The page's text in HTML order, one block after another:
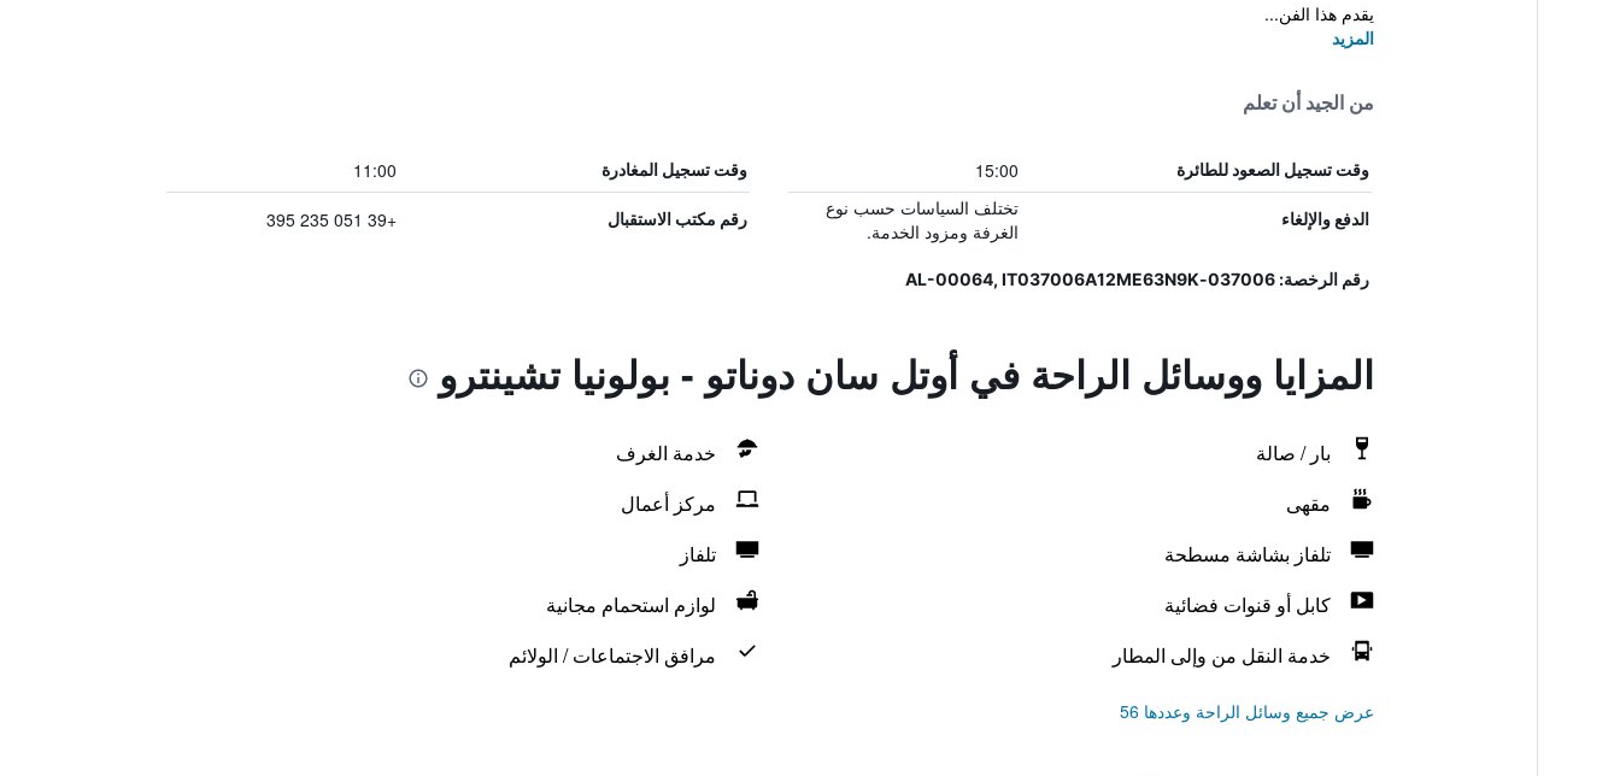
يقدم هذا الفن...
المزيد
من الجيد أن تعلم
وقت تسجيل الصعود للطائرة 15:00 وقت تسجيل المغادرة 11:00
الدفع والإلغاء
تختلف السياسات حسب نوع
الغرفة ومزود الخدمة.
رقم مكتب الاستقبال +39 051 235 395
رقم الرخصة: 037006-AL-00064, IT037006A12ME63N9K
المزايا ووسائل الراحة في أوتل سان دوناتو - بولونيا تشينترو
بار / صالة
خدمة الغرف
مقهى
مركز أعمال
تلفاز بشاشة مسطحة
تلفاز
كابل أو قنوات فضائية
لوازم استحمام مجانية
خدمة النقل من وإلى المطار
مرافق الاجتماعات / الولائم
عرض جميع وسائل الراحة وعددها 56